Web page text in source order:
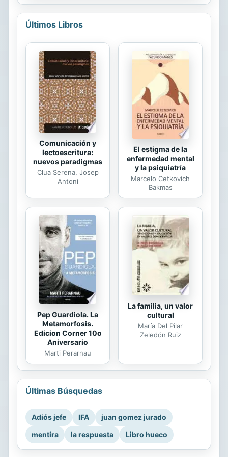
continuamente en sus planes, hasta
que ambos caen víctimas de las
intrigas del hada Lilian, la causante
de todo el lío.--Humor, amor y
fantasía en esta disparatada comedia
de enredo en la que nadie es lo que
parece y en la que, finalmente, todos
acaban descubriendo su verdadera...
Últimos Libros
Comunicación y
lectoescritura:
nuevos paradigmas
Clua Serena, Josep
Antoni
El estigma de la
enfermedad mental
y la psiquiatría
Marcelo Cetkovich
Bakmas
Pep Guardiola. La
Metamorfosis.
Edicion Corner 10o
Aniversario
Marti Perarnau
La familia, un valor
cultural
María Del Pilar
Zeledón Ruiz
Últimas Búsquedas
Adiós jefe IFA
juan gomez jurado
mentira
la respuesta Libro hueco